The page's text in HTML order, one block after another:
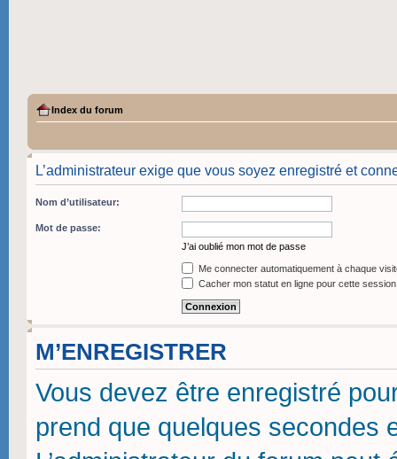
Index du forum
L’administrateur exige que vous soyez enregistré et
Nom d’utilisateur:
Mot de passe:
J’ai oublié mon mot de passe
Me connecter automatiquement à chaque
Cacher mon statut en ligne pour cette session
M’ENREGISTRER
Vous devez être enregistré
prend que quelques secondes